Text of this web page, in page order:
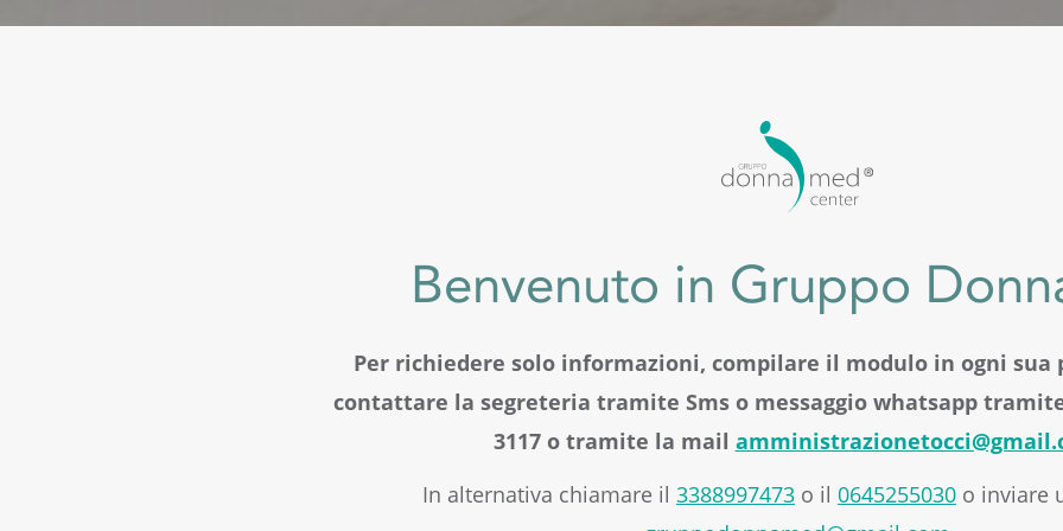
Benvenuto in Gruppo
Per richiedere solo informazioni, compilare il modulo in ogni sua
contattare la segreteria tramite Sms o messaggio whatsapp
3117 o tramite la mail
In alternativa chiamare il 3388997473 o il 0645255030 o inviare